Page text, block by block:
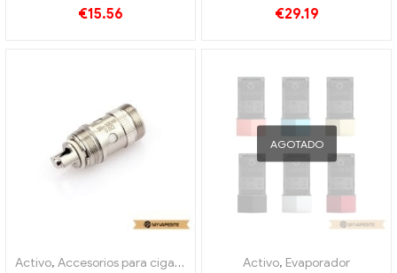
por mayor 丨 Personalizado
€15.56
mayor personalizados
€29.19
Activo, Accesorios para cigarrillos electrónicos
AGOTADO
Activo, Evaporador